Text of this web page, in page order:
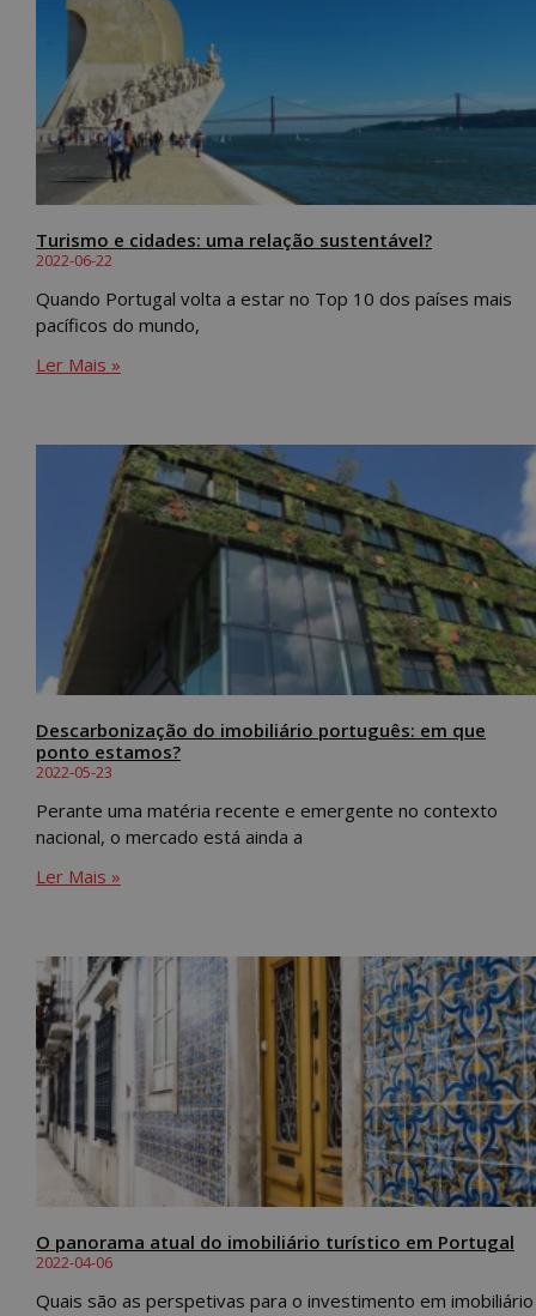
Turismo e cidades: uma relação sustentável?
2022-06-22
Quando Portugal volta a estar no Top 10 dos países mais
pacíficos do mundo,
Ler Mais »
Descarbonização do imobiliário português: em que
ponto estamos?
2022-05-23
Perante uma matéria recente e emergente no contexto
nacional, o mercado está ainda a
Ler Mais »
O panorama atual do imobiliário turístico em Portugal
2022-04-06
Quais são as perspetivas para o investimento em imobiliário